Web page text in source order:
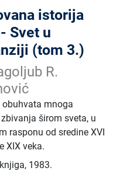
istorija
Svet u
(tom 3.)
R.
obuhvata mnoga
širom sveta, u
rasponu od sredine XVI
XIX veka.
, 1983.